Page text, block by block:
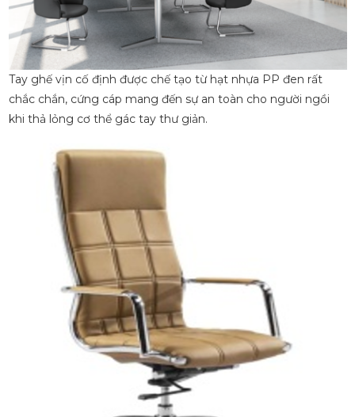
Tay ghế vịn cố định được chế tạo từ hạt nhựa PP đen rất
chắc chắn, cứng cáp mang đến sự an toàn cho người ngồi
khi thả lỏng cơ thể gác tay thư giản.